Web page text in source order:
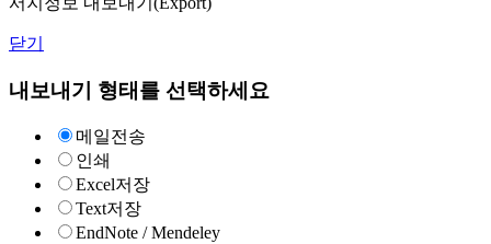
닫기
내보내기 형태를 선택하세요
메일전송
인쇄
Excel저장
Text저장
EndNote / Mendeley